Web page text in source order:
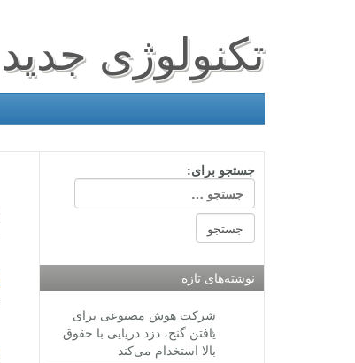
تکنولوژی جدید
جستجو برای:
نوشته‌های تازه
شرکت هوش مصنوعی برای
یافتن گنج، دزد دریایی با حقوق
بالا استخدام می‌کند